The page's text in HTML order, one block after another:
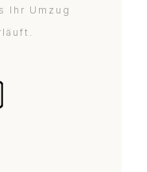
Ihr Umzug